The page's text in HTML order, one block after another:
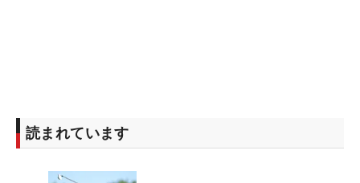
読まれています